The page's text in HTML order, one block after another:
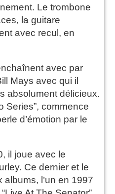
Le trombone
la guitare
avec recul, en
avec par
Mays avec qui il
absolument délicieux.
Series”, commence
d’émotion par le
il joue avec le
Ce dernier et le
l’un en 1997